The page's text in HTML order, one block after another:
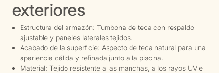
exteriores
Estructura del armazón: Tumbona de teca con respaldo
ajustable y paneles laterales tejidos.
Acabado de la superficie: Aspecto de teca natural para una
apariencia cálida y refinada junto a la piscina.
Material: Tejido resistente a las manchas, a los rayos UV e